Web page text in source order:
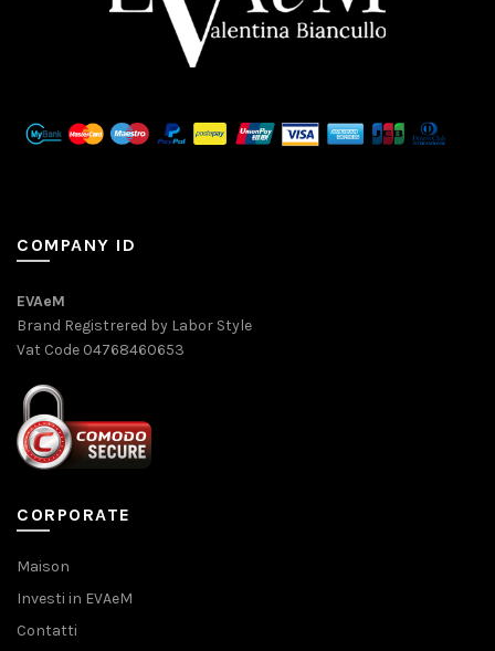
COMPANY ID
EVAeM
Brand Registrered by Labor Style
Vat Code 04768460653
CORPORATE
Maison
Investi in EVAeM
Contatti